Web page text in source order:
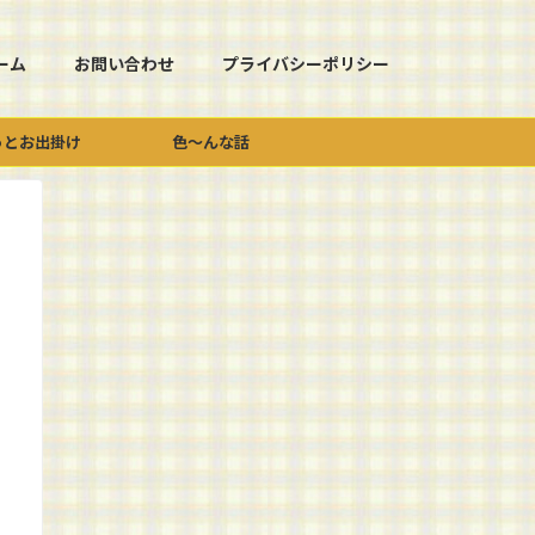
ム お問い合わせ プライバシーポリシー
お出掛け 色～んな話